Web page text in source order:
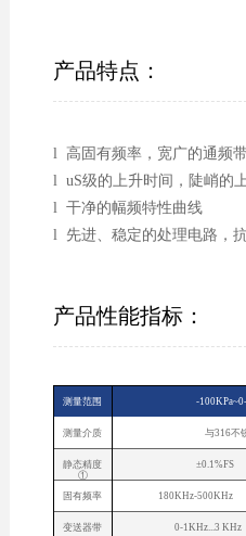
产品特点：
l 高固有频率，宽广的通频带
l uS级的上升时间，陡峭的
l 干净的幅频特性曲线
l 先进、稳定的处理电路，
产品性能指标：
测量范围 -
测量介质 与316不
静态精度
①
±0.1%FS
固有频率 180KHz-
变送器带 0-1KHz...3